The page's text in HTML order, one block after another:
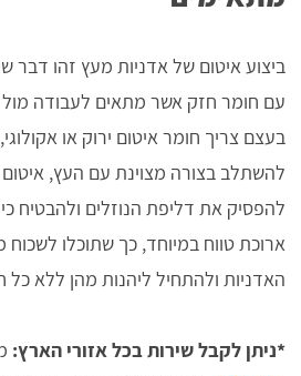
ביצוע איטום של אדניות מעץ זהו דבר
עם חומר חזק אשר מתאים לעבודה מול
בעצם צריך חומר איטום ירוק או
להשתלב בצורה מצוינת עם העץ, איטום
להפסיק את דליפת הנוזלים ולהבטיח
ארוכת טווח במיוחד, כך שתוכלו
האדניות ולהתחיל ליהנות מהן ללא
*ניתן לקבל שירות בכל אזורי הארץ: